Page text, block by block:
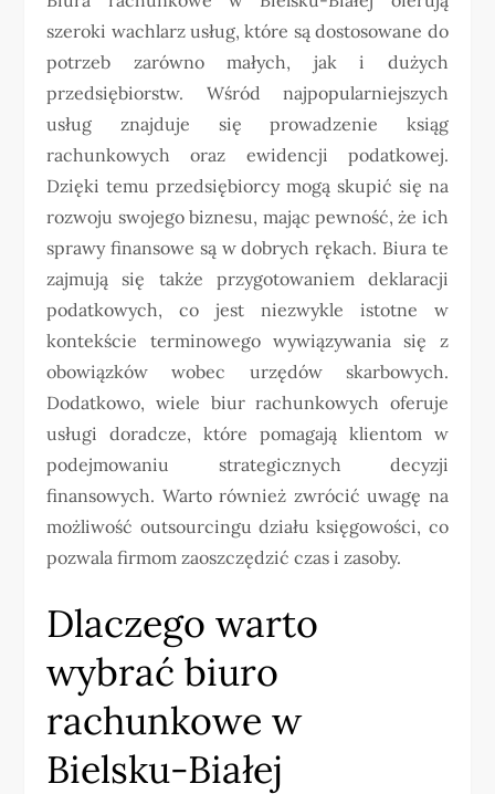
szeroki wachlarz usług, które są dostosowane do
potrzeb zarówno małych, jak i dużych
przedsiębiorstw. Wśród najpopularniejszych
usług znajduje się prowadzenie ksiąg
rachunkowych oraz ewidencji podatkowej.
Dzięki temu przedsiębiorcy mogą skupić się na
rozwoju swojego biznesu, mając pewność, że ich
sprawy finansowe są w dobrych rękach. Biura te
zajmują się także przygotowaniem deklaracji
podatkowych, co jest niezwykle istotne w
kontekście terminowego wywiązywania się z
obowiązków wobec urzędów skarbowych.
Dodatkowo, wiele biur rachunkowych oferuje
usługi doradcze, które pomagają klientom w
podejmowaniu strategicznych decyzji
finansowych. Warto również zwrócić uwagę na
możliwość outsourcingu działu księgowości, co
pozwala firmom zaoszczędzić czas i zasoby.
Dlaczego warto
wybrać biuro
rachunkowe w
Bielsku-Białej